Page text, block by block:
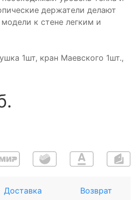
держатели делают
к стене легким и
1шт, кран Маевского 1шт.,
Доставка Возврат